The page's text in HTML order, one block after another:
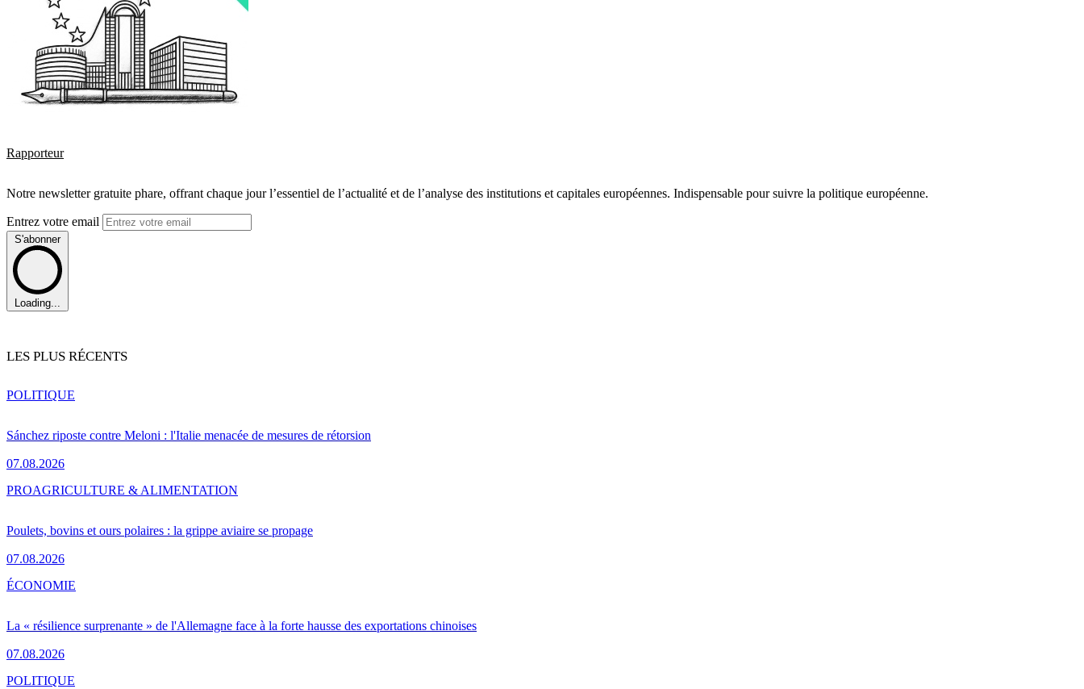
Rapporteur
Notre newsletter gratuite phare, offrant chaque jour l’essentiel de l’actualité et de l’analyse des institutions et capitales européennes. Indispensable pour suivre la politique européenne.
Entrez votre email
S'abonner
Loading...
LES PLUS RÉCENTS
Sánchez riposte contre Meloni : l'Italie menacée de mesures de rétorsion
07.08.2026
POLITIQUE
Poulets, bovins et ours polaires : la grippe aviaire se propage
07.08.2026
PROAGRICULTURE & ALIMENTATION
La « résilience surprenante » de l'Allemagne face à la forte hausse des exportations chinoises
07.08.2026
ÉCONOMIE
POLITIQUE